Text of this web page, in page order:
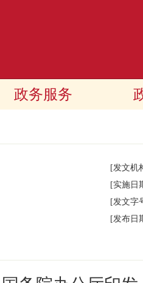
政务服务
[发文机
[实施日
[发文字
[发布日